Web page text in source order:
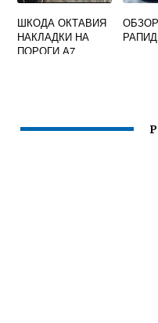
ШКОДА ОКТАВИЯ
НАКЛАДКИ НА
ПОРОГИ А7
РАПИД